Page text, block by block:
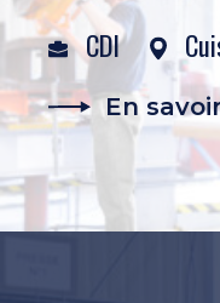
CDI
En